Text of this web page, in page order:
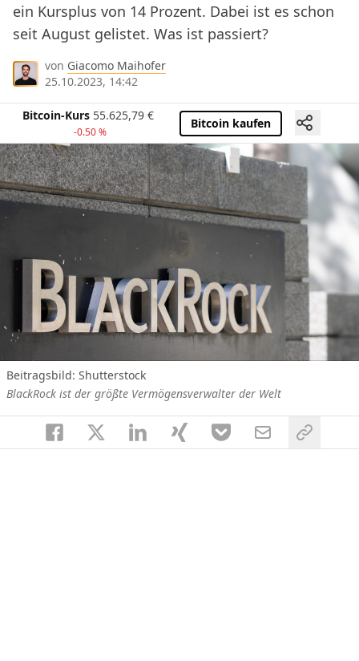
ein Kursplus von 14 Prozent. Dabei ist es schon
seit August gelistet. Was ist passiert?
von Giacomo Maihofer
25.10.2023, 14:42
Bitcoin-Kurs 55.625,79 €
-0.50 %
Bitcoin kaufen
Beitragsbild: Shutterstock
BlackRock ist der größte Vermögensverwalter der Welt